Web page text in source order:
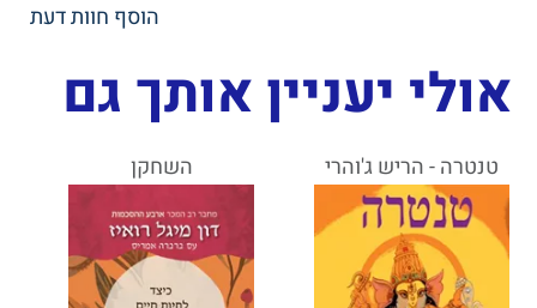
הוסף חוות דעת
אולי יעניין אותך גם
טנטרה - הריש ג'והרי השחקן